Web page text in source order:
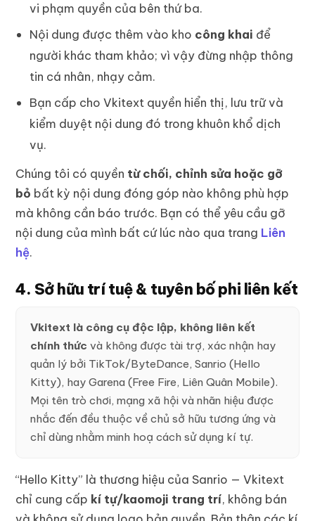
vi phạm quyền của bên thứ ba.
Nội dung được thêm vào kho công khai để
người khác tham khảo; vì vậy đừng nhập thông
tin cá nhân, nhạy cảm.
Bạn cấp cho Vkitext quyền hiển thị, lưu trữ và
kiểm duyệt nội dung đó trong khuôn khổ dịch
vụ.
Chúng tôi có quyền từ chối, chỉnh sửa hoặc gỡ
bỏ bất kỳ nội dung đóng góp nào không phù hợp
mà không cần báo trước. Bạn có thể yêu cầu gỡ
nội dung của mình bất cứ lúc nào qua trang Liên
hệ.
4. Sở hữu trí tuệ & tuyên bố phi liên kết
Vkitext là công cụ độc lập, không liên kết
chính thức và không được tài trợ, xác nhận hay
quản lý bởi TikTok/ByteDance, Sanrio (Hello
Kitty), hay Garena (Free Fire, Liên Quân Mobile).
Mọi tên trò chơi, mạng xã hội và nhãn hiệu được
nhắc đến đều thuộc về chủ sở hữu tương ứng và
chỉ dùng nhằm minh hoạ cách sử dụng kí tự.
“Hello Kitty” là thương hiệu của Sanrio — Vkitext
chỉ cung cấp kí tự/kaomoji trang trí, không bán